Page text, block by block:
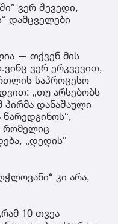
ვერ შევედი,
დამცველები
— თქვენ მის
ვერ ერკვევით,
საპროცესო
„თუ არსებობს
დანაშაული
რომელიც
„დედის“
კი არა,
10 თვეა